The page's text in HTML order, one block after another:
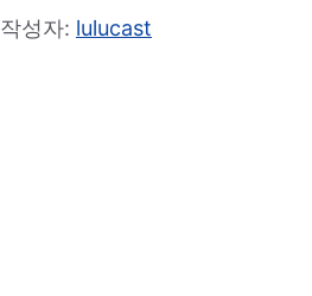
작성자: lulucast